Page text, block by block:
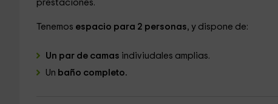
prestaciones.
Tenemos espacio para 2 personas, y dispone de:
Un par de camas indiviudales amplias.
Un baño completo.